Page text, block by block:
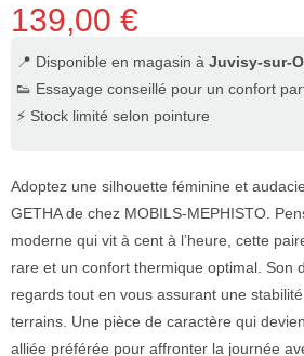
139,00 €
📍 Disponible en magasin à Juvisy-sur-
👟 Essayage conseillé pour un confort
⚡ Stock limité selon pointure
Adoptez une silhouette féminine et
GETHA de chez MOBILS-MEPHISTO.
moderne qui vit à cent à l’heure, cette
rare et un confort thermique optimal. Son
regards tout en vous assurant une
terrains. Une pièce de caractère qui
alliée préférée pour affronter la journée